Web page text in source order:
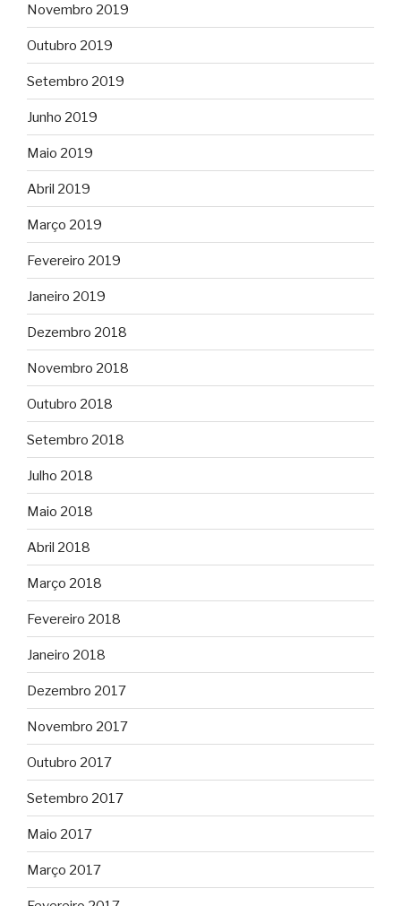
Novembro 2019
Outubro 2019
Setembro 2019
Junho 2019
Maio 2019
Abril 2019
Março 2019
Fevereiro 2019
Janeiro 2019
Dezembro 2018
Novembro 2018
Outubro 2018
Setembro 2018
Julho 2018
Maio 2018
Abril 2018
Março 2018
Fevereiro 2018
Janeiro 2018
Dezembro 2017
Novembro 2017
Outubro 2017
Setembro 2017
Maio 2017
Março 2017